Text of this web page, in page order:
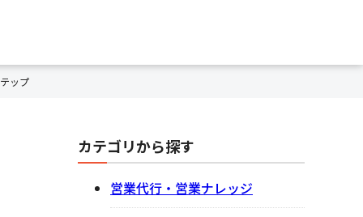
ップ
カテゴリから探す
営業代行・営業ナレッジ